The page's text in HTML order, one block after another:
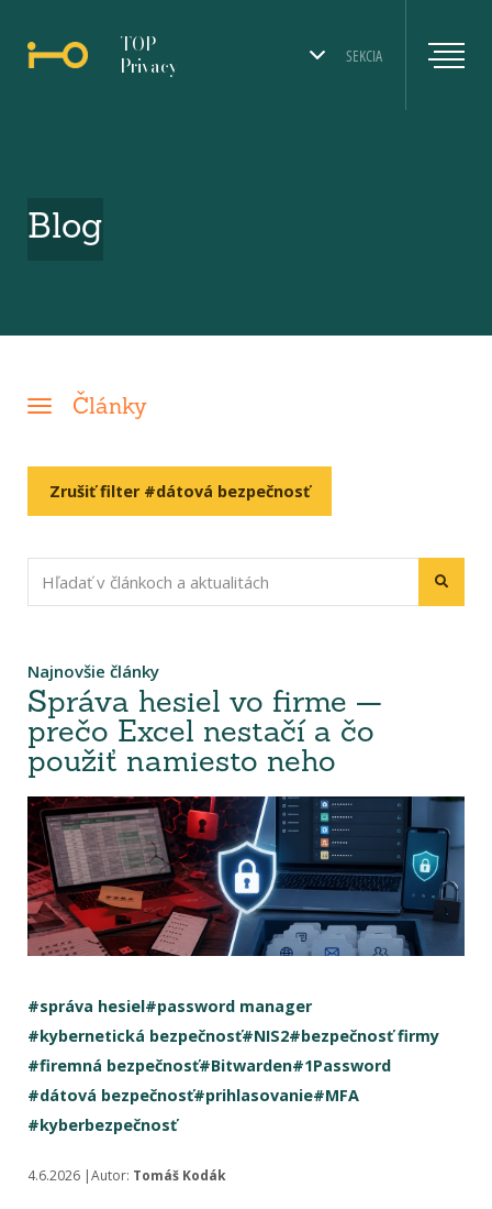
SEKCIA
TOP
Privacy
Blog
Články
Zrušiť filter #dátová bezpečnosť
Najnovšie články
Správa hesiel vo firme —
prečo Excel nestačí a čo
použiť namiesto neho
#správa hesiel#password manager
#kybernetická bezpečnosť#NIS2#bezpečnosť firmy
#firemná bezpečnosť#Bitwarden#1Password
#dátová bezpečnosť#prihlasovanie#MFA
#kyberbezpečnosť
4.6.2026 |Autor: Tomáš Kodák